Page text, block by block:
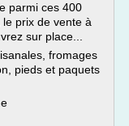
parmi ces 400
prix de vente à
sur place...
fromages
pieds et paquets